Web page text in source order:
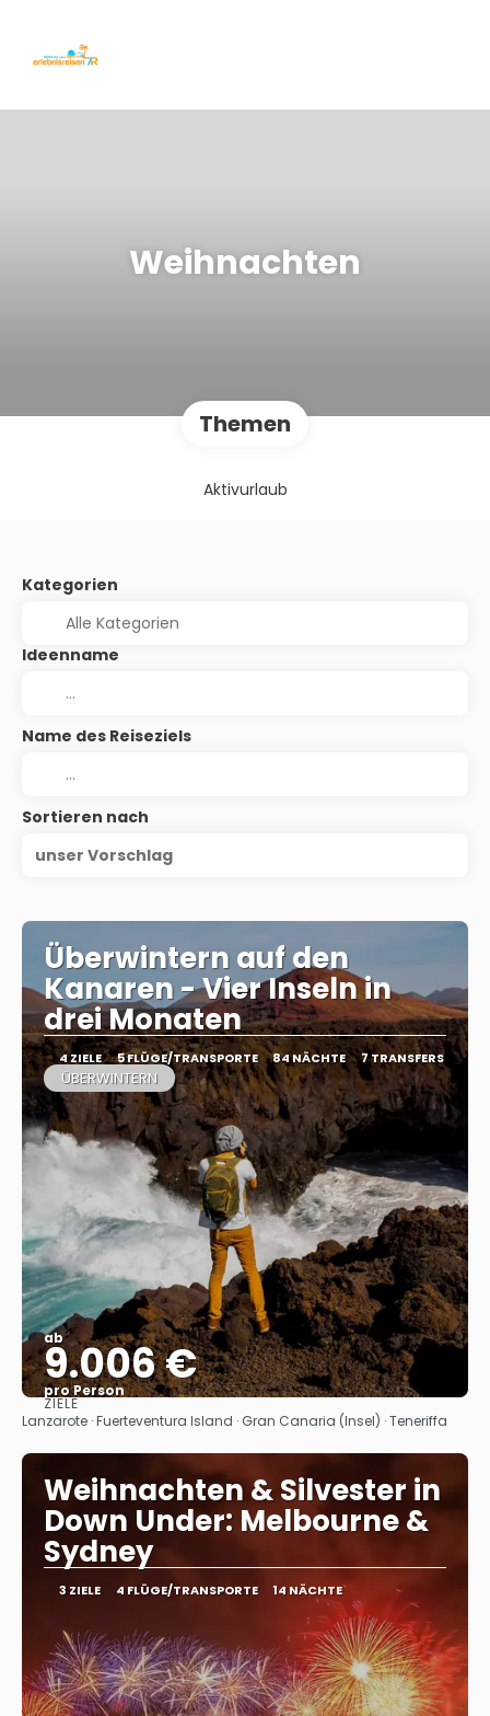
Weihnachten
Themen
Aktivurlaub
Kategorien
Ideenname
Name des Reiseziels
Sortieren nach
unser Vorschlag
Überwintern auf den
Kanaren - Vier Inseln in
drei Monaten
4 ZIELE 5 FLÜGE/TRANSPORTE 84 NÄCHTE 7 TRANSFERS
ÜBERWINTERN
ab
9.006 €
pro Person
Sehen
ZIELE
Lanzarote · Fuerteventura Island · Gran Canaria (Insel) · Teneriffa
Weihnachten & Silvester in
Down Under: Melbourne &
Sydney
3 ZIELE 4 FLÜGE/TRANSPORTE 14 NÄCHTE